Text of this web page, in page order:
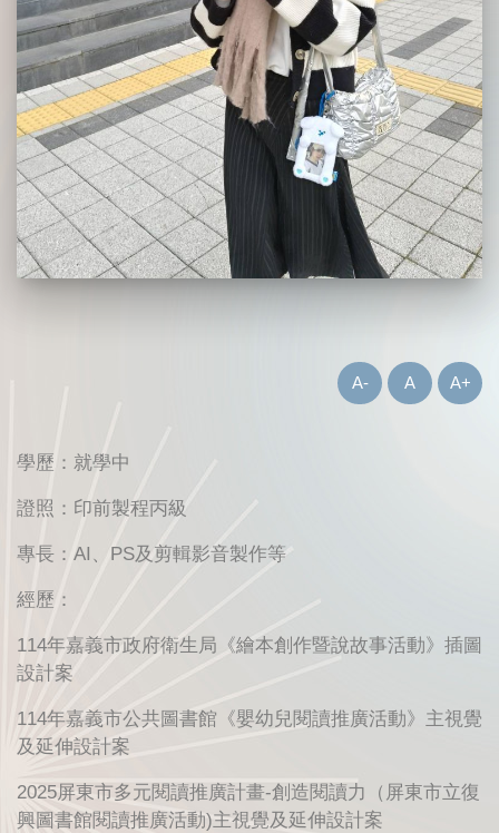
A- A A+
學歷：就學中
證照：印前製程丙級
專長：AI、PS及剪輯影音製作等
經歷：
114年嘉義市政府衛生局《繪本創作暨說故事活動》插圖
設計案
114年嘉義市公共圖書館《嬰幼兒閱讀推廣活動》主視覺
及延伸設計案
2025屏東市多元閱讀推廣計畫-創造閱讀力（屏東市立復
興圖書館閱讀推廣活動)主視覺及延伸設計案